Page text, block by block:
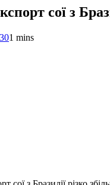
сої з
01 mins